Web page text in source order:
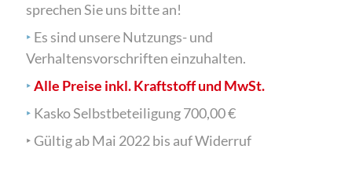
sprechen Sie uns bitte an!
‣ Es sind unsere Nutzungs- und
Verhaltensvorschriften einzuhalten.
‣Alle Preise inkl. Kraftstoff und MwSt.
‣ Kasko Selbstbeteiligung 700,00 €
‣ Gültig ab Mai 2022 bis auf Widerruf